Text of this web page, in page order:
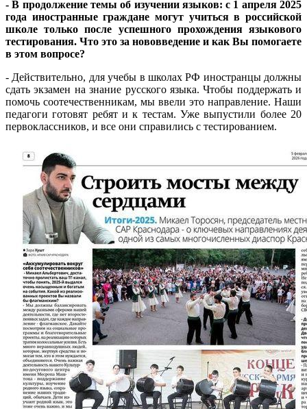
- В продолжение темы об изучении языков: с 1 апреля 2025
года иностранные граждане могут учиться в российской
школе только после успешного прохождения языкового
тестирования. Что это за нововведение и как Вы помогаете
в этом вопросе?
- Действительно, для учебы в школах РФ иностранцы должны
сдать экзамен на знание русского языка. Чтобы поддержать и
помочь соотечественникам, мы ввели это направление. Наши
педагоги готовят ребят и к тестам. Уже выпустили более 20
первоклассников, и все они справились с тестированием.